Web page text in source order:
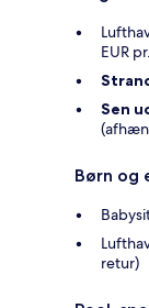
EUR
Sen
Børn og
retur)